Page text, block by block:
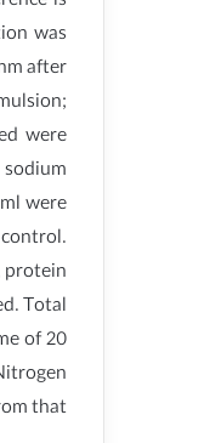
was
after
were
were
protein
Total
of 20
that